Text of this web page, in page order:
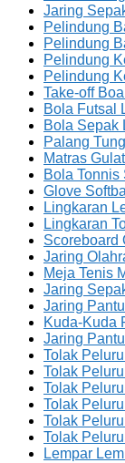
Jaring
Pelindung
Pelindung
Pelindung
Pelindung
Take-off
Bola Futsal
Bola Sepak
Palang
Matras
Bola Tonnis
Glove
Lingkaran
Lingkaran
Scoreboard
Jaring
Meja Tenis
Jaring
Jaring
Kuda-Kuda
Jaring
Tolak
Tolak
Tolak
Tolak
Tolak
Tolak
Lempar